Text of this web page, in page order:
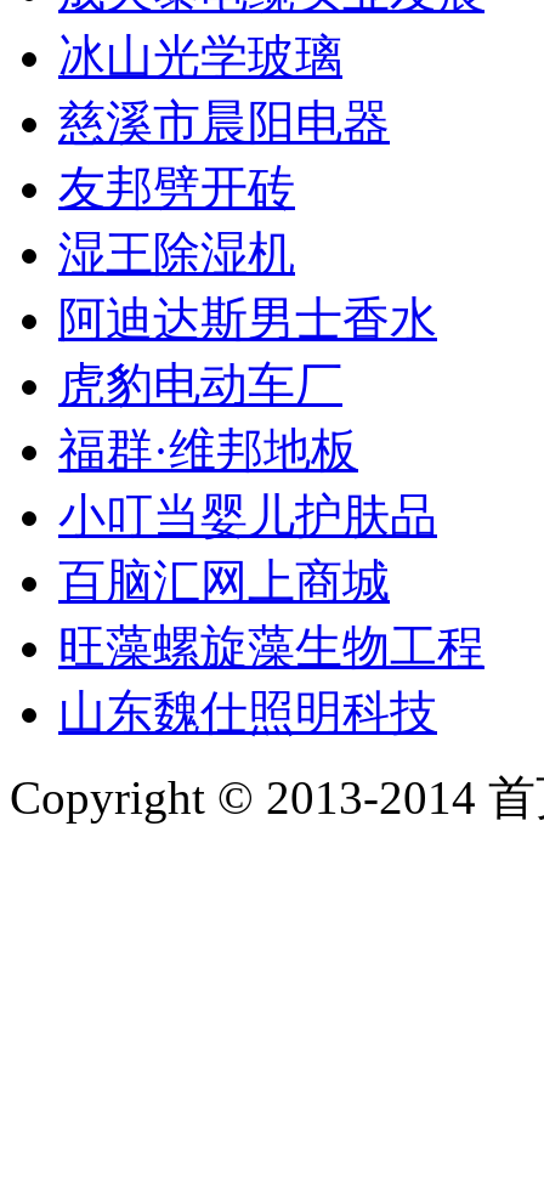
冰山光学玻璃
慈溪市晨阳电器
友邦劈开砖
湿王除湿机
阿迪达斯男士香水
虎豹电动车厂
福群·维邦地板
小叮当婴儿护肤品
百脑汇网上商城
旺藻螺旋藻生物工程
山东魏仕照明科技
Copyright © 2013-2014